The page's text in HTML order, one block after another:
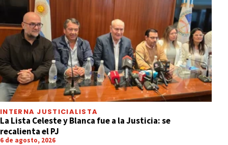
INTERNA JUSTICIALISTA
La Lista Celeste y Blanca fue a la Justicia: se
recalienta el PJ
6 de agosto, 2026